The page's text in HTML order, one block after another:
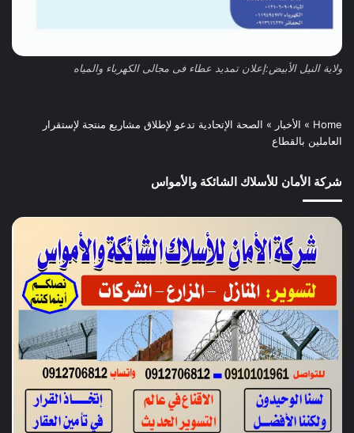
ولاية النيل الأبيض:إعلان تمديد عطاء فى مجالى الكهرباء والمياه
Home
» الأخبار » الصحة الإتحادية تدعو لإطلاق مشاريع منتجة لإستقرار
العاملين بالقطاع
شركة الأمان للأسلاك الشائكة والأمواس